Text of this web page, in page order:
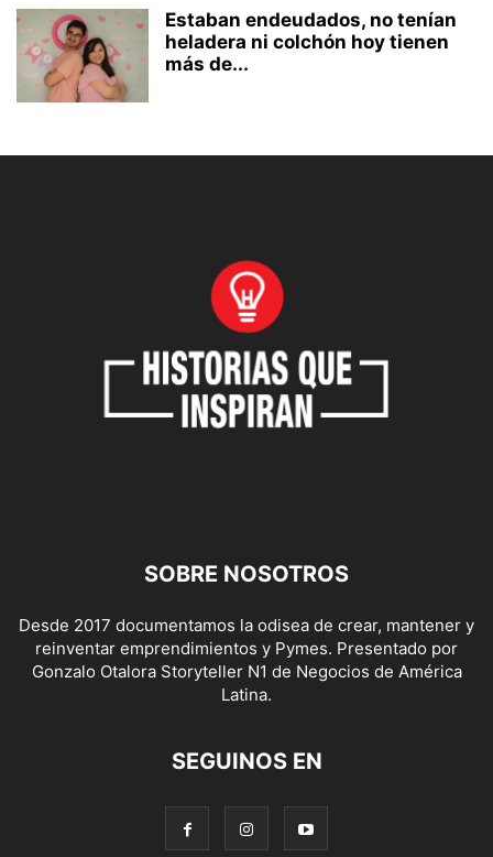
Estaban endeudados, no tenían
heladera ni colchón hoy tienen
más de...
SOBRE NOSOTROS
Desde 2017 documentamos la odisea de crear, mantener y
reinventar emprendimientos y Pymes. Presentado por
Gonzalo Otalora Storyteller N1 de Negocios de América
Latina.
SEGUINOS EN